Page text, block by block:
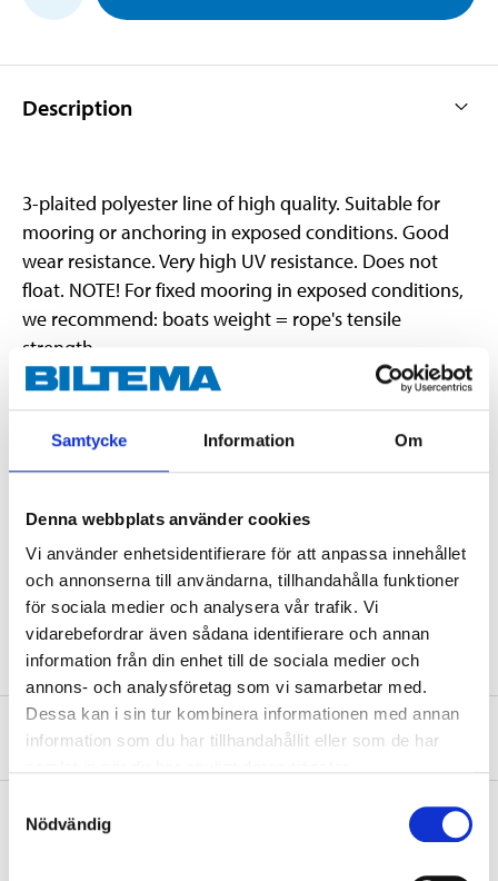
Samtycke Information Om
Denna webbplats använder cookies
Vi använder enhetsidentifierare för att anpassa innehållet
och annonserna till användarna, tillhandahålla funktioner
för sociala medier och analysera vår trafik. Vi
vidarebefordrar även sådana identifierare och annan
information från din enhet till de sociala medier och
annons- och analysföretag som vi samarbetar med.
Dessa kan i sin tur kombinera informationen med annan
information som du har tillhandahållit eller som de har
Nödvändig
Description
3-plaited polyester line of high quality. Suitable for
mooring or anchoring in exposed conditions. Good
wear resistance. Very high UV resistance. Does not
float. NOTE! For fixed mooring in exposed conditions,
we recommend: boats weight = rope's tensile
strength.
Technical specifications
Tensile strength
3600 kg
Colour
White
About the manufacturer